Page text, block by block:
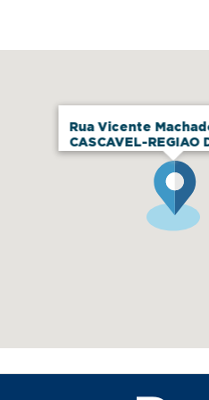
Rua Vicente
CASCAVEL-REGIAO